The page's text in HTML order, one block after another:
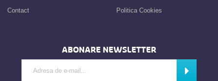
Contact Politica Cookies
ABONARE NEWSLETTER